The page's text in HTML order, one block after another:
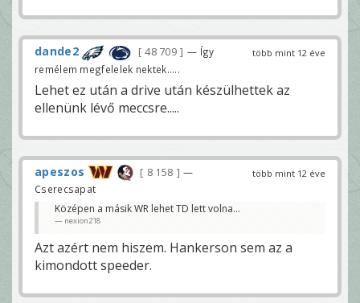
több mint 12 éve
dande2 48 709
— Így
remélem megfelelek nektek.....
Lehet ez után a drive után készülhettek az
ellenünk lévő meccsre.....
több mint 12 éve
apeszos 8 158
—
Cserecsapat
Középen a másik WR lehet TD lett volna...
nexion218
Azt azért nem hiszem. Hankerson sem az a
kimondott speeder.